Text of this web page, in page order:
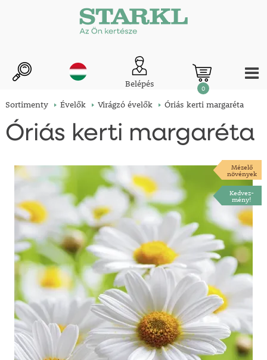
Belépés 0
Sortimenty Évelők Virágzó évelők Óriás kerti margaréta
Óriás kerti margaréta
Mézelő
növények
Kedvez-
mény!